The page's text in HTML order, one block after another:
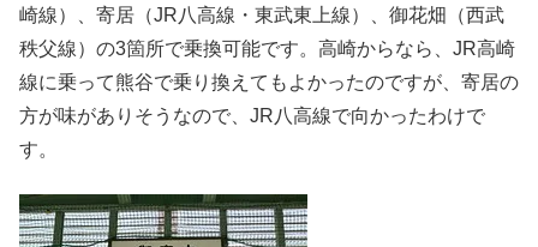
崎線）、寄居（JR八高線・東武東上線）、御花畑（西武
秩父線）の3箇所で乗換可能です。高崎からなら、JR高崎
線に乗って熊谷で乗り換えてもよかったのですが、寄居の
方が味がありそうなので、JR八高線で向かったわけで
す。